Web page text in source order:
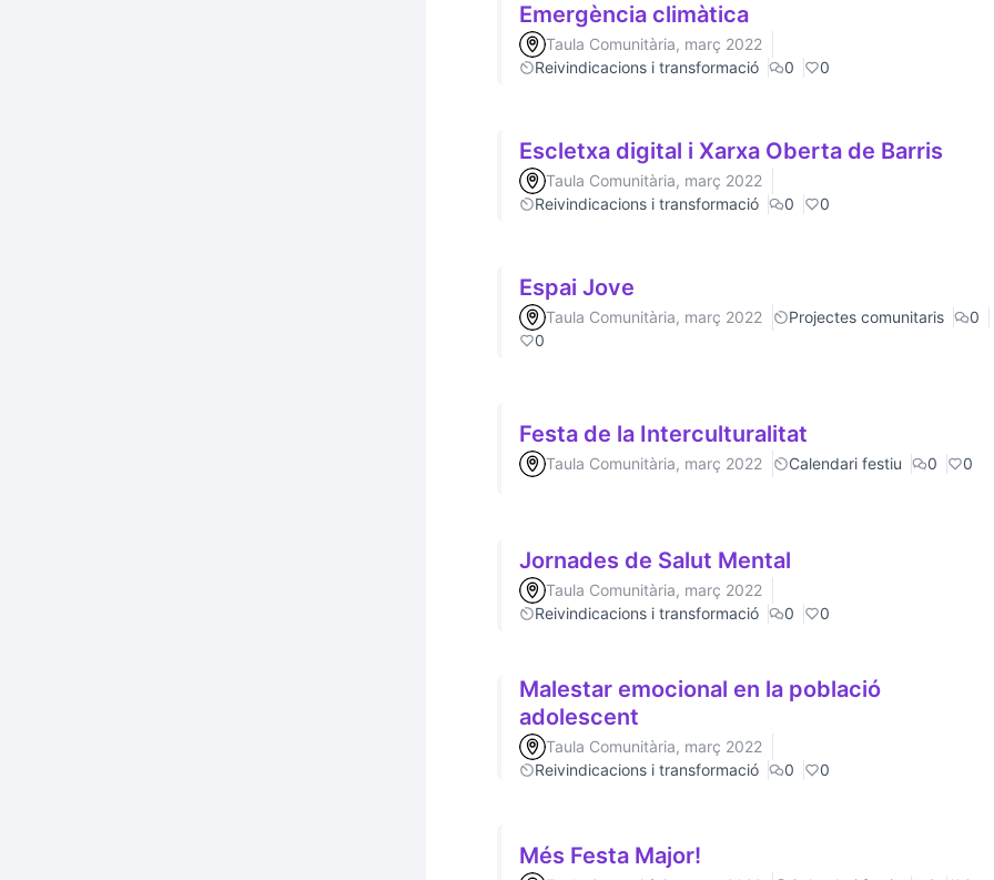
Emergència climàtica
Taula Comunitària, març 2022
Reivindicacions i transformació
0 0
Escletxa digital i Xarxa Oberta de Barris
Taula Comunitària, març 2022
Reivindicacions i transformació
0 0
Espai Jove
Taula Comunitària, març 2022 Projectes comunitaris
0
0
Festa de la Interculturalitat
Taula Comunitària, març 2022 Calendari festiu 0 0
Jornades de Salut Mental
Taula Comunitària, març 2022
Reivindicacions i transformació
0 0
Malestar emocional en la població
adolescent
Taula Comunitària, març 2022
Reivindicacions i transformació
0 0
Més Festa Major!